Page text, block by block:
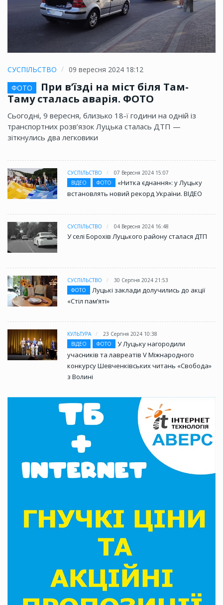
СУСПІЛЬСТВО
09 вересня 2024 18:12
ФОТО
При в’їзді на міст біля Там-
Таму сталась аварія. ФОТО
Сьогодні, 9 вересня, близько 18-ї години на одній із
транспортних розв’язок Луцька сталась ДТП —
зіткнулись два легковики
СУСПІЛЬСТВО
07 Вересня 2024 15:07
ВІДЕО
ФОТО
«Нитка єднання»: у Луцьку
встановлять новий рекорд України. ВІДЕО
СУСПІЛЬСТВО 04 Вересня 2024 16:48
У селі Борохів Луцького району сталася ДТП
СУСПІЛЬСТВО
30 Серпня 2024 21:53
ФОТО
Луцькі заклади долучились до акції
«Стіл памʼяті»
КУЛЬТУРА
23 Серпня 2024 10:38
ВІДЕО
ФОТО
У Луцьку нагородили
учасників та лавреатів V Міжнародного
конкурсу Шевченківських читань «Свобода»
з Волині